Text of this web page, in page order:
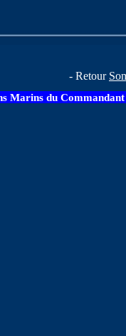
- Retour
Marins du